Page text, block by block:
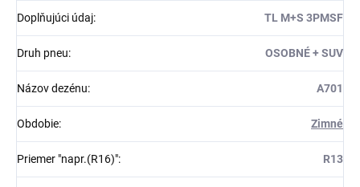
Doplňujúci údaj: TL M+S 3PMSF
Druh pneu: OSOBNÉ + SUV
Názov dezénu: A701
Obdobie: Zimné
Priemer "napr.(R16)": R13